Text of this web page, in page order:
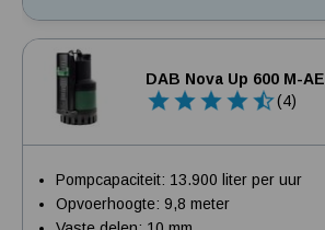
DAB Nova Up 600 M-AE
(4)
Pompcapaciteit: 13.900 liter per uur
Opvoerhoogte: 9,8 meter